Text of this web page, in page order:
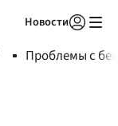
Новости
Проблемы с